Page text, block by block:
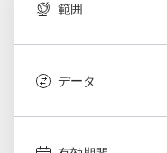
範囲
データ